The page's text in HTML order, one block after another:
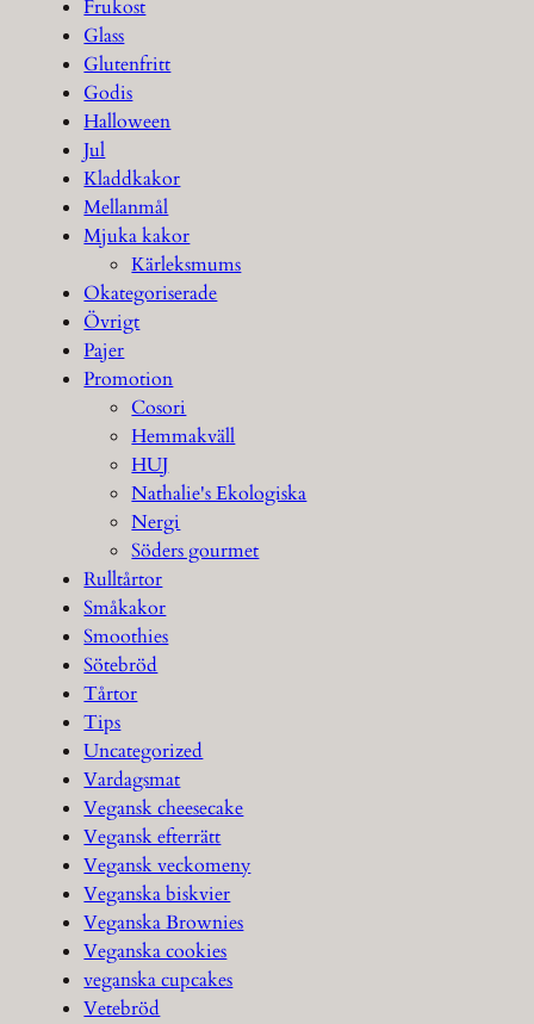
Frukost
Glass
Glutenfritt
Godis
Halloween
Jul
Kladdkakor
Mellanmål
Mjuka kakor
Kärleksmums
Okategoriserade
Övrigt
Pajer
Promotion
Cosori
Hemmakväll
HUJ
Nathalie's Ekologiska
Nergi
Söders gourmet
Rulltårtor
Småkakor
Smoothies
Sötebröd
Tårtor
Tips
Uncategorized
Vardagsmat
Vegansk cheesecake
Vegansk efterrätt
Vegansk veckomeny
Veganska biskvier
Veganska Brownies
Veganska cookies
veganska cupcakes
Vetebröd